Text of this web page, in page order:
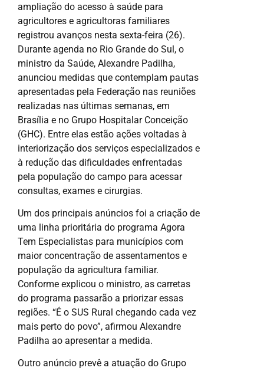
ampliação do acesso à saúde para
agricultores e agricultoras familiares
registrou avanços nesta sexta-feira (26).
Durante agenda no Rio Grande do Sul, o
ministro da Saúde, Alexandre Padilha,
anunciou medidas que contemplam pautas
apresentadas pela Federação nas reuniões
realizadas nas últimas semanas, em
Brasília e no Grupo Hospitalar Conceição
(GHC). Entre elas estão ações voltadas à
interiorização dos serviços especializados e
à redução das dificuldades enfrentadas
pela população do campo para acessar
consultas, exames e cirurgias.
Um dos principais anúncios foi a criação de
uma linha prioritária do programa Agora
Tem Especialistas para municípios com
maior concentração de assentamentos e
população da agricultura familiar.
Conforme explicou o ministro, as carretas
do programa passarão a priorizar essas
regiões. “É o SUS Rural chegando cada vez
mais perto do povo”, afirmou Alexandre
Padilha ao apresentar a medida.
Outro anúncio prevê a atuação do Grupo